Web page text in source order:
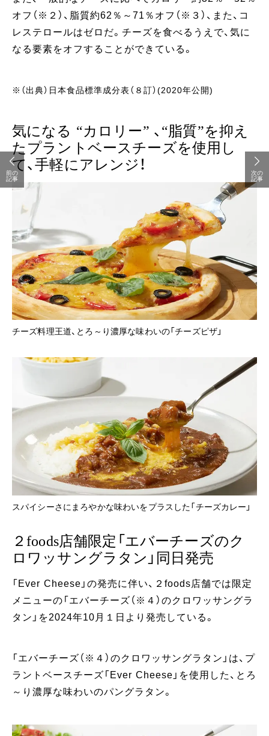
オフ（※２）、脂質約62％～71％オフ（※３）、また、コ
レステロールはゼロだ。チーズを食べるうえで、気に
なる要素をオフすることができている。
※（出典）日本食品標準成分表（８訂）(2020年公開)
気になる “カロリー” 、“脂質”を抑え
たプラントベースチーズを使用し
て、手軽にアレンジ！
チーズ料理王道、とろ～り濃厚な味わいの「チーズピザ」
スパイシーさにまろやかな味わいをプラスした「チーズカレー」
２foods店舗限定「エバーチーズのク
ロワッサングラタン」同日発売
「Ever Cheese」の発売に伴い、２foods店舗では限定
メニューの「エバーチーズ（※４）のクロワッサングラ
タン」を2024年10月１日より発売している。
「エバーチーズ（※４）のクロワッサングラタン」は、プ
ラントベースチーズ「Ever Cheese」を使用した、とろ
～り濃厚な味わいのパングラタン。
前の
記事
次の
記事